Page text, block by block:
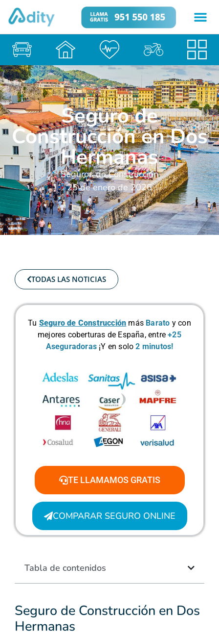
Seguro de
Construcción en Dos
Hermanas
Seguros de Construcción
25 de enero de 2026
Seguro de Construcción en Dos
Hermanas
TODAS LAS NOTICIAS
Tu Seguro de Construcción más Barato y con
mejores coberturas de España, entre+25
Aseguradoras ¡Y en solo2 minutos!
TE LLAMAMOS GRATIS
COMPARAR SEGURO ONLINE
Tabla de contenidos